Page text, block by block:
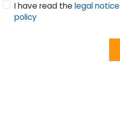
I have read thelegal notice
policy